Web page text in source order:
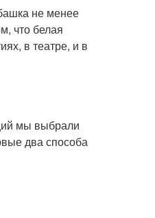
не менее
что белая
в театре, и в
мы выбрали
два способа